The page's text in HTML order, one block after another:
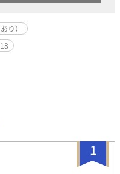
り）
1